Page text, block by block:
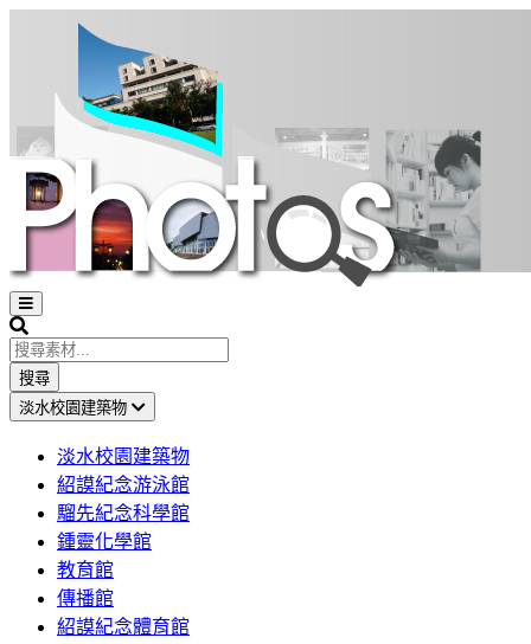
Open
sidebar
Search
搜尋
淡水校園建築物
淡水校園建築物
紹謨紀念游泳館
騮先紀念科學館
鍾靈化學館
教育館
傳播館
紹謨紀念體育館